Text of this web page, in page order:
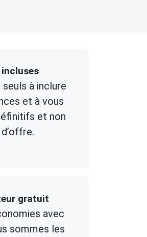
à inclure
et à vous
et non
gratuit
avec
sommes les